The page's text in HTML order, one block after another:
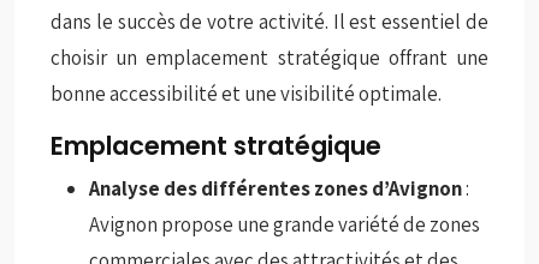
dans le succès de votre activité. Il est essentiel de
choisir un emplacement stratégique offrant une
bonne accessibilité et une visibilité optimale.
Emplacement stratégique
Analyse des différentes zones d’Avignon:
Avignon propose une grande variété de zones